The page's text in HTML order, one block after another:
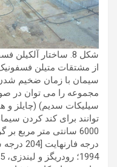
شکل 8. ساختار آلکیلن فسفونات.
از مشتقات متیلن
سیمان با زمان ضخیم
مجموعه را می توان در
توانند برای کند کردن
درجه